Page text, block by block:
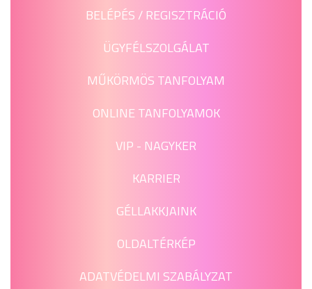
BELÉPÉS / REGISZTRÁCIÓ
ÜGYFÉLSZOLGÁLAT
MŰKÖRMÖS TANFOLYAM
ONLINE TANFOLYAMOK
VIP - NAGYKER
KARRIER
GÉLLAKKJAINK
OLDALTÉRKÉP
ADATVÉDELMI SZABÁLYZAT